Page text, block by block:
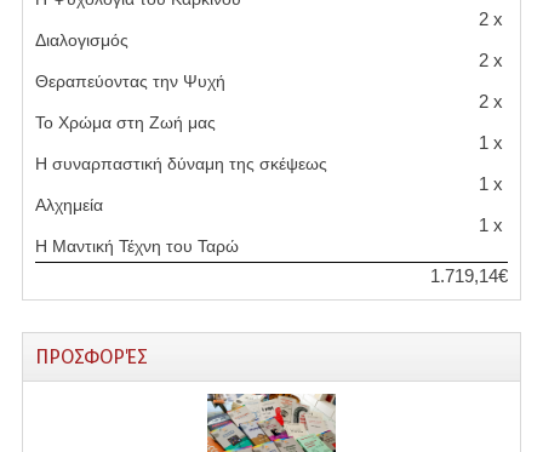
2 x
Διαλογισμός
2 x
Θεραπεύοντας την Ψυχή
2 x
Το Χρώμα στη Ζωή μας
1 x
Η συναρπαστική δύναμη της σκέψεως
1 x
Αλχημεία
1 x
Η Μαντική Τέχνη του Ταρώ
1.719,14€
ΠΡΟΣΦΟΡΈΣ